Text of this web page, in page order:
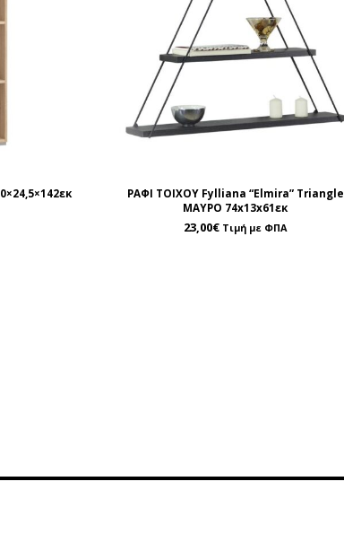
ΡΑΦΙ ΤΟΙΧΟΥ Fylliana “Elmira” Triangle
ΜΑΥΡΟ 74x13x61εκ
23,00€ Τιμή με ΦΠΑ